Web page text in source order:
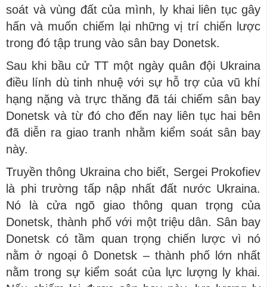
soát và vùng đất của mình, ly khai liên tục gây
hấn và muốn chiếm lại những vị trí chiến lược
trong đó tập trung vào sân bay Donetsk.
Sau khi bầu cử TT một ngày quân đội Ukraina
điều lính dù tinh nhuệ với sự hỗ trợ của vũ khí
hạng nặng và trực thăng đã tái chiếm sân bay
Donetsk và từ đó cho đến nay liên tục hai bên
đã diễn ra giao tranh nhằm kiểm soát sân bay
này.
Truyền thông Ukraina cho biết, Sergei Prokofiev
là phi trường tấp nập nhất đất nước Ukraina.
Nó là cửa ngõ giao thông quan trọng của
Donetsk, thành phố với một triệu dân. Sân bay
Donetsk có tầm quan trọng chiến lược vì nó
nằm ở ngoại ô Donetsk – thành phố lớn nhất
nằm trong sự kiểm soát của lực lượng ly khai.